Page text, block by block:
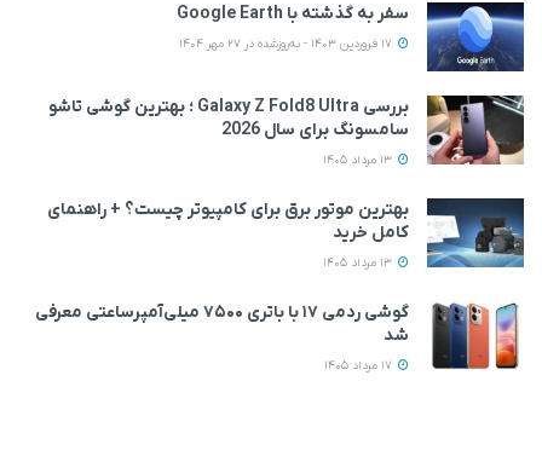
سفر به گذشته با Google Earth
بررسی Galaxy Z Fold8 Ultra ؛ بهترین گوشی تاشو
سامسونگ برای سال 2026
بهترین موتور برق برای کامپیوتر چیست؟ + راهنمای
کامل خرید
گوشی ردمی ۱۷ با باتری ۷۵۰۰ میلی‌آمپرساعتی معرفی
شد